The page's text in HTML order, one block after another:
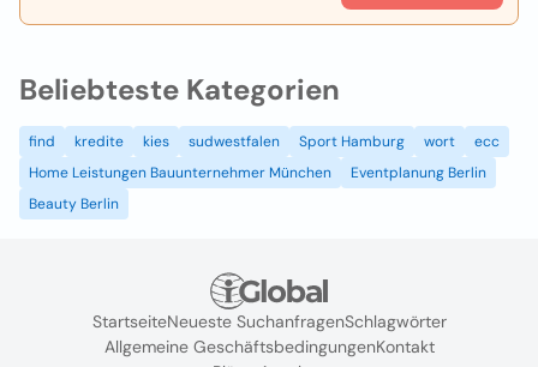
Beliebteste Kategorien
find kredite kies sudwestfalen Sport Hamburg wort
ecc
Home Leistungen Bauunternehmer München
Eventplanung Berlin
Beauty Berlin
StartseiteNeueste SuchanfragenSchlagwörter
Allgemeine GeschäftsbedingungenKontakt